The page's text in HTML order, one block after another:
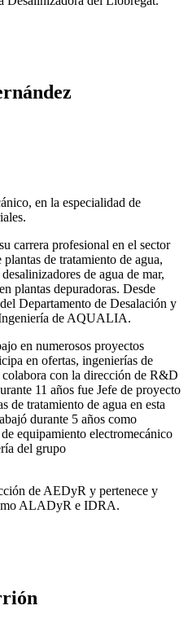
en la especialidad de
carrera profesional en el sector
de tratamiento de agua,
de agua de mar,
plantas depuradoras. Desde
Departamento de Desalación y
de AQUALIA.
en numerosos proyectos
en ofertas, ingenierías de
con la dirección de R&D
11 años fue Jefe de proyecto
de tratamiento de agua en esta
durante 5 años como
equipamiento electromecánico
del grupo
de AEDyR y pertenece y
ALADyR e IDRA.